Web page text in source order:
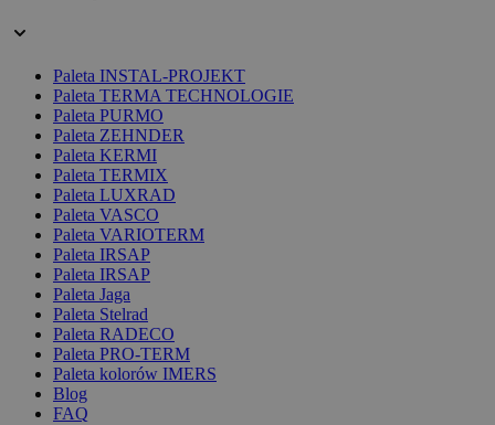
Paleta INSTAL-PROJEKT
Paleta TERMA TECHNOLOGIE
Paleta PURMO
Paleta ZEHNDER
Paleta KERMI
Paleta TERMIX
Paleta LUXRAD
Paleta VASCO
Paleta VARIOTERM
Paleta IRSAP
Paleta IRSAP
Paleta Jaga
Paleta Stelrad
Paleta RADECO
Paleta PRO-TERM
Paleta kolorów IMERS
Blog
FAQ